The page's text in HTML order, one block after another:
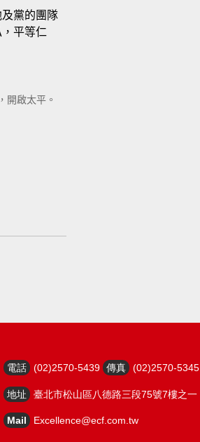
黨的團隊
平等仁
開啟太平。
電話 (02)2570-5439 傳真 (02)2570-5345
地址 臺北市松山區八德路三段75號7樓之一
Mail Excellence@ecf.com.tw